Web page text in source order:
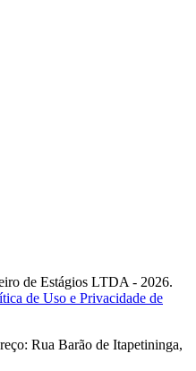
de Estágios LTDA - 2026.
de Uso e Privacidade de
Rua Barão de Itapetininga,